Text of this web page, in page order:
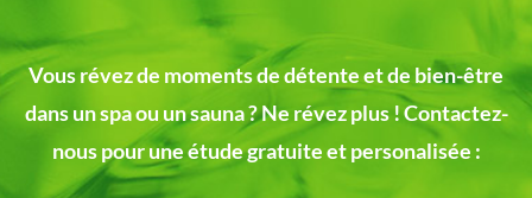
Vous révez de moments de détente et de bien-être
dans un spa ou un sauna ?Ne révez plus ! Contactez-
nous pour une étude gratuite et personalisée :